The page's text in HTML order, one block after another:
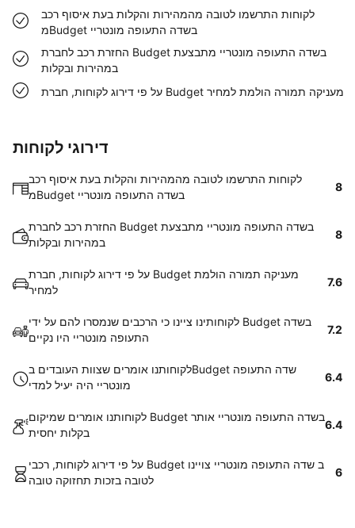
לקוחות התרשמו לטובה מהמהירות והקלות בעת איסוף רכב
מBudget בשדה התעופה מונטריי
החזרת רכב לחברת Budget בשדה התעופה מונטריי מתבצעת
במהירות ובקלות
על פי דירוג לקוחות, חברת Budget מעניקה תמורה הולמת למחיר
דירוגי לקוחות
לקוחות התרשמו לטובה מהמהירות והקלות בעת איסוף רכב
מBudget בשדה התעופה מונטריי
8
החזרת רכב לחברת Budget בשדה התעופה מונטריי מתבצעת
במהירות ובקלות
8
על פי דירוג לקוחות, חברת Budget מעניקה תמורה הולמת
למחיר
7.6
לקוחותינו ציינו כי הרכבים שנמסרו להם על ידי Budget בשדה
התעופה מונטריי היו נקיים
7.2
לקוחותנו אומרים שצוות העובדים בBudget שדה התעופה
מונטריי היה יעיל למדי
6.4
לקוחותנו אומרים שמיקום Budget בשדה התעופה מונטריי אותר
בקלות יחסית
6.4
על פי דירוג לקוחות, רכבי Budget ב שדה התעופה מונטריי צויינו
לטובה בזכות תחזוקה טובה
6